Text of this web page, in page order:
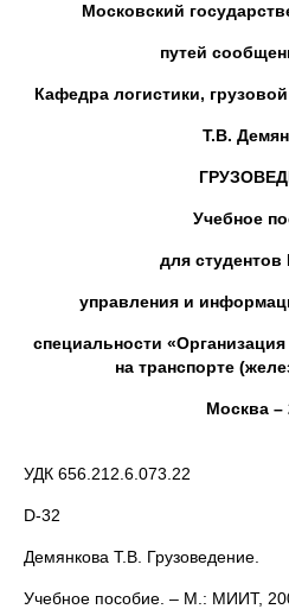
Московский
путей
Кафедра логистики,
Т.В.
Учебное
для студентов
управления и
специальности
на транспорте
Москва –
УДК 656.212.6.073.22
D-32
Демянкова Т.В. Грузоведение.
Учебное пособие. – М.: МИИТ,